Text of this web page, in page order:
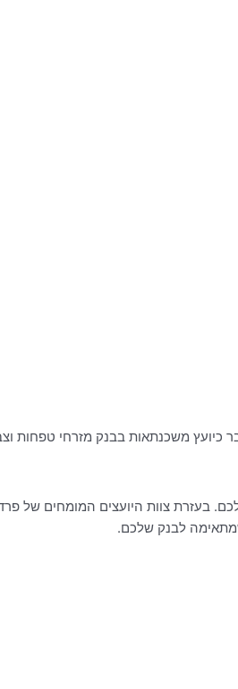
צוות היועצים המומחים של פרדס
לבנק שלכם.